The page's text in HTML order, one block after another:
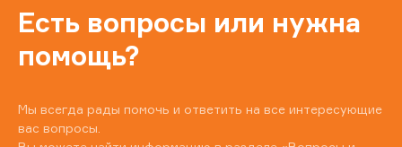
Есть вопросы или нужна
помощь?
Мы всегда рады помочь и ответить на все интересующие
вас вопросы.